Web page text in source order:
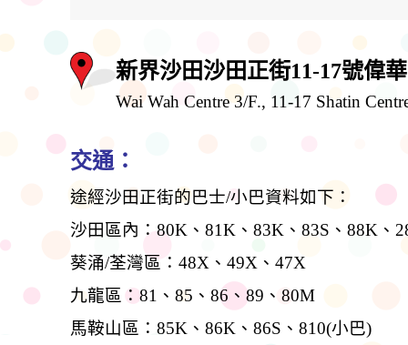
新界沙田沙田正街11-17號偉
Wai Wah Centre 3/F., 11-17 Shatin
交通：
途經沙田正街的巴士/小巴資料如下：
沙田區內：80K、81K、83K、83S、88K、
葵涌/荃灣區：48X、49X、47X
九龍區：81、85、86、89、80M
馬鞍山區：85K、86K、86S、810(小巴)